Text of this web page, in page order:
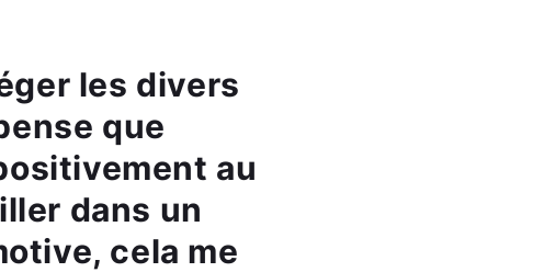
les divers
que
au
dans un
cela me